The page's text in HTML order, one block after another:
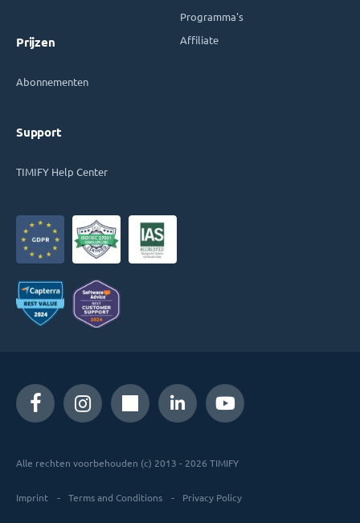
Prijzen
Abonnementen
Support
TIMIFY Help Center
Programma's
Affiliate
Alle rechten voorbehouden (c) 2013 - 2026 TIMIFY
Imprint Terms and Conditions Privacy Policy